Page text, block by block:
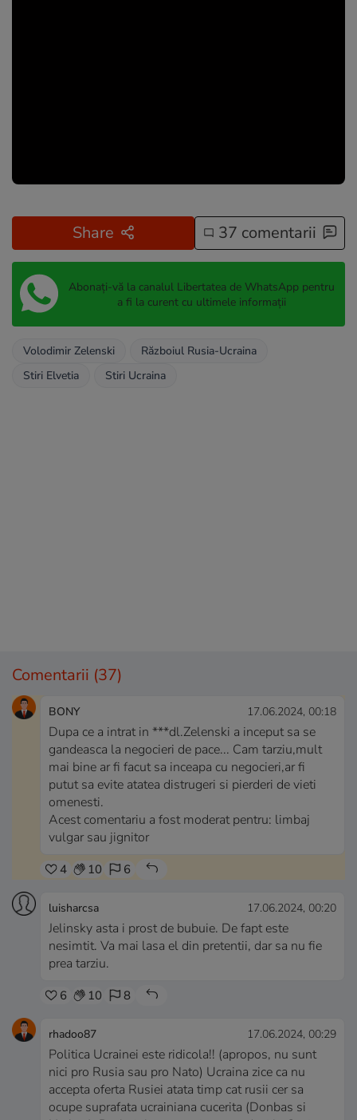
Share 37 comentarii
Abonați-vă la canalul Libertatea de WhatsApp pentru
a fi la curent cu ultimele informații
Volodimir Zelenski
Războiul Rusia-Ucraina
Stiri Elvetia
Stiri Ucraina
Comentarii (37)
BONY 17.06.2024, 00:18
Dupa ce a intrat in ***dl.Zelenski a inceput sa se
gandeasca la negocieri de pace... Cam tarziu,mult
mai bine ar fi facut sa inceapa cu negocieri,ar fi
putut sa evite atatea distrugeri si pierderi de vieti
omenesti.
Acest comentariu a fost moderat pentru: limbaj
vulgar sau jignitor
4 10 6
luisharcsa 17.06.2024, 00:20
Jelinsky asta i prost de bubuie. De fapt este
nesimtit. Va mai lasa el din pretentii, dar sa nu fie
prea tarziu.
6 10 8
rhadoo87 17.06.2024, 00:29
Politica Ucrainei este ridicola!! (apropos, nu sunt
nici pro Rusia sau pro Nato) Ucraina zice ca nu
accepta oferta Rusiei atata timp cat rusii cer sa
ocupe suprafata ucrainiana cucerita (Donbas si